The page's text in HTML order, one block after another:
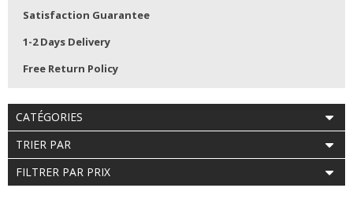
Satisfaction Guarantee
1-2 Days Delivery
Free Return Policy
CATÉGORIES
TRIER PAR
FILTRER PAR PRIX